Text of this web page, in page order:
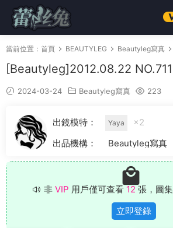
當前位置： 首頁 BEAUTYLEG Beautyleg寫真
[Beautyleg]2012.08.22
2024-03-24 Beautyleg寫真 223
出鏡模特： Yaya
×2
出品機構：
Beautyleg寫真
非 VIP 用戶僅可查看 12 張，圖
立即登錄